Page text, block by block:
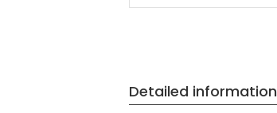
Detailed information